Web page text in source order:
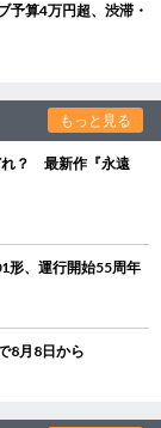
算4万円超、渋滞・
もっと見る
れ？ 最新作『永遠
形、運行開始55周年
8月8日から